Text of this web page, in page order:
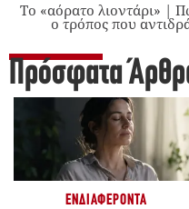
Το «αόρατο λιοντάρι» |
ο τρόπος που
Πρόσφατα
ΕΝΔΙΑΦΈΡΟΝΤΑ